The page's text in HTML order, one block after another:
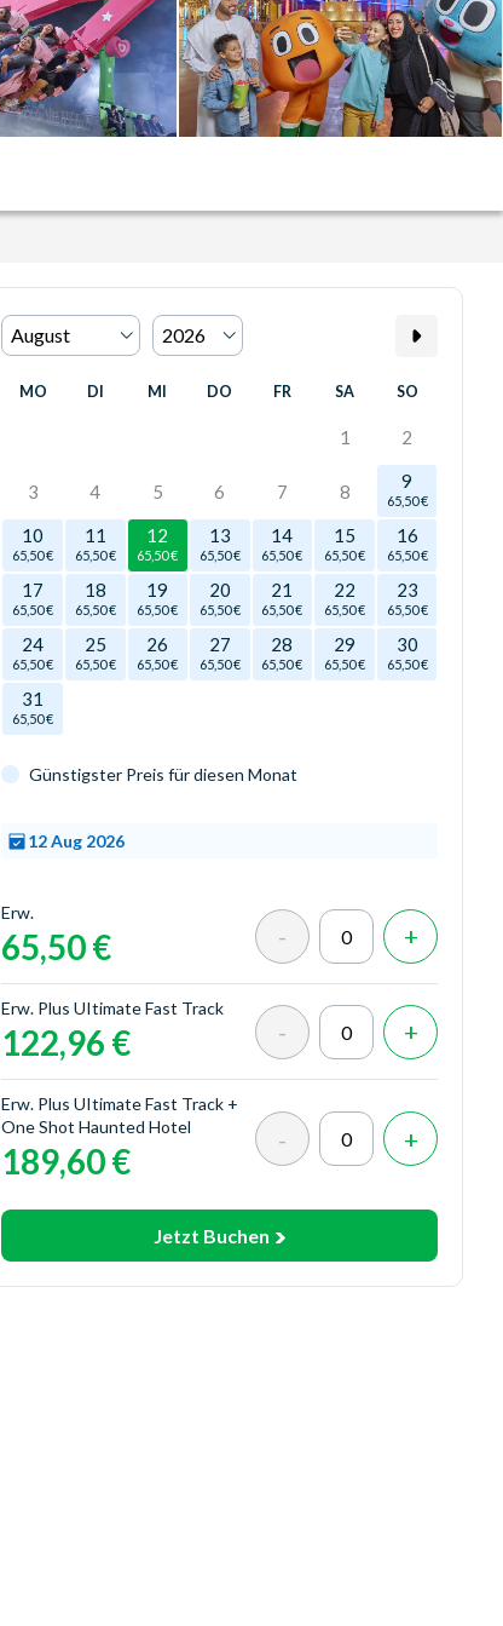
MO DI MI DO FR SA SO
1 2
3 4 5 6 7 8 9
65,50 €
10
65,50 €
11
65,50 €
12
65,50 €
13
65,50 €
14
65,50 €
15
65,50 €
16
65,50 €
17
65,50 €
18
65,50 €
19
65,50 €
20
65,50 €
21
65,50 €
22
65,50 €
23
65,50 €
24
65,50 €
25
65,50 €
26
65,50 €
27
65,50 €
28
65,50 €
29
65,50 €
30
65,50 €
31
65,50 €
Günstigster Preis für diesen Monat
12 Aug 2026
Erw.
65,50 €
Erw. Plus UItimate Fast Track
122,96 €
Erw. Plus UItimate Fast Track +
One Shot Haunted Hotel
189,60 €
Jetzt Buchen